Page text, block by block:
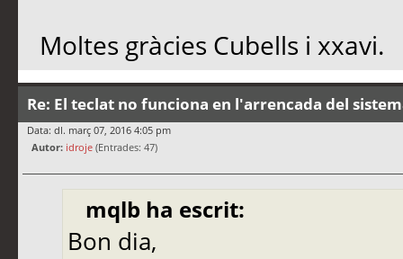
Moltes gràcies Cubells i xxavi.
Re: El teclat no funciona en l'arrencada del
Data: dl. març 07, 2016 4:05 pm
Autor: idroje (Entrades: 47)
mqlb ha escrit:
Bon dia,